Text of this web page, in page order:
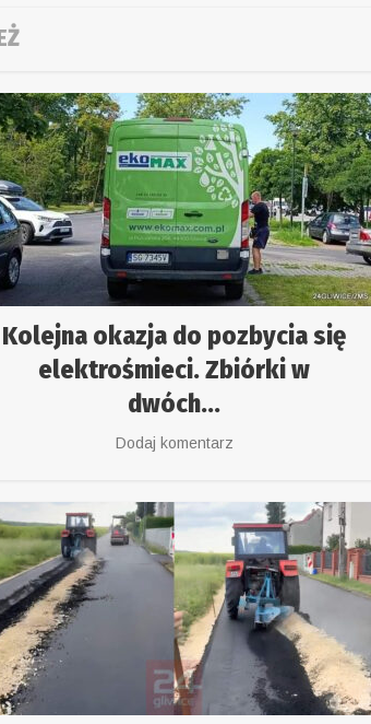
Kolejna okazja do pozbycia się
elektrośmieci. Zbiórki w
dwóch...
Dodaj komentarz